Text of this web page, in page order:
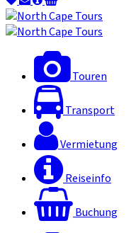
Touren
Transport
Vermietung
Reiseinfo
Buchung